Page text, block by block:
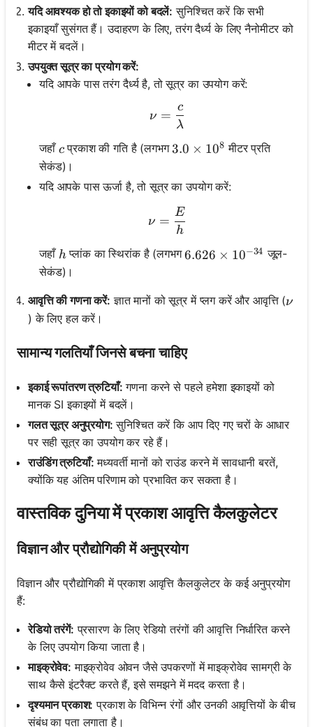
यदि आवश्यक हो तो इकाइयों को बदलें: सुनिश्चित करें कि सभी
इकाइयाँ सुसंगत हैं। उदाहरण के लिए, तरंग दैर्ध्य के लिए नैनोमीटर को
मीटर में बदलें।
उपयुक्त सूत्र का प्रयोग करें:
यदि आपके पास तरंग दैर्ध्य है, तो सूत्र का उपयोग करें:
\nu =
ν =
λ
c
जहाँ c
cप्रकाश की गति है (लगभग3.0 \times 10^8
3.0 × 108 मीटर प्रति
सेकंड)।
यदि आपके पास ऊर्जा है, तो सूत्र का उपयोग करें:
\nu = \frac{E}{h}
ν =
h
E
जहाँ h
hप्लांक का स्थिरांक है (लगभग6.626 \times 10^{-34}
6.626 × 10−34 जूल-
सेकंड)।
आवृत्ति की गणना करें: ज्ञात मानों को सूत्र में प्लग करें और आवृत्ति (\nu
ν
) के लिए हल करें।
सामान्य गलतियाँ जिनसे बचना चाहिए
इकाई रूपांतरण त्रुटियाँ: गणना करने से पहले हमेशा इकाइयों को
मानक SI इकाइयों में बदलें।
गलत सूत्र अनुप्रयोग: सुनिश्चित करें कि आप दिए गए चरों के आधार
पर सही सूत्र का उपयोग कर रहे हैं।
राउंडिंग त्रुटियाँ: मध्यवर्ती मानों को राउंड करने में सावधानी बरतें,
क्योंकि यह अंतिम परिणाम को प्रभावित कर सकता है।
वास्तविक दुनिया में प्रकाश आवृत्ति कैलकुलेटर
विज्ञान और प्रौद्योगिकी में अनुप्रयोग
विज्ञान और प्रौद्योगिकी में प्रकाश आवृत्ति कैलकुलेटर के कई अनुप्रयोग
हैं:
रेडियो तरंगें: प्रसारण के लिए रेडियो तरंगों की आवृत्ति निर्धारित करने
के लिए उपयोग किया जाता है।
माइक्रोवेव: माइक्रोवेव ओवन जैसे उपकरणों में माइक्रोवेव सामग्री के
साथ कैसे इंटरैक्ट करते हैं, इसे समझने में मदद करता है।
दृश्यमान प्रकाश: प्रकाश के विभिन्न रंगों और उनकी आवृत्तियों के बीच
संबंध का पता लगाता है।